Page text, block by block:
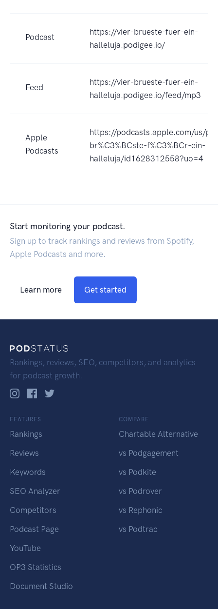
Podcast
https://vier-brueste-fuer-ein-
halleluja.podigee.io/
Feed
https://vier-brueste-fuer-ein-
halleluja.podigee.io/feed/mp3
Apple
Podcasts
https://podcasts.apple.com/us/
br%C3%BCste-f%C3%BCr-ein-
halleluja/id1628312558?uo=4
Start monitoring your podcast.
Sign up to track rankings and reviews from Spotify,
Apple Podcasts and more.
Learn more Get started
Rankings, reviews, SEO, competitors, and analytics
for podcast growth.
FEATURES
Rankings
Reviews
Keywords
SEO Analyzer
Competitors
Podcast Page
YouTube
OP3 Statistics
Document Studio
COMPARE
Chartable Alternative
vs Podgagement
vs Podkite
vs Podrover
vs Rephonic
vs Podtrac